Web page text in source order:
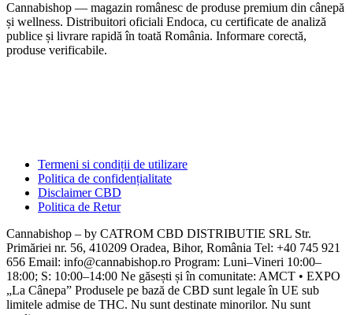
Cannabishop — magazin românesc de produse premium din cânepă
și wellness. Distribuitori oficiali Endoca, cu certificate de analiză
publice și livrare rapidă în toată România. Informare corectă,
produse verificabile.
Termeni si condiții de utilizare
Politica de confidențialitate
Disclaimer CBD
Politica de Retur
Cannabishop – by CATROM CBD DISTRIBUTIE SRL Str.
Primăriei nr. 56, 410209 Oradea, Bihor, România Tel: +40 745 921
656 Email: info@cannabishop.ro Program: Luni–Vineri 10:00–
18:00; S: 10:00–14:00 Ne găsești și în comunitate: AMCT • EXPO
„La Cânepa” Produsele pe bază de CBD sunt legale în UE sub
limitele admise de THC. Nu sunt destinate minorilor. Nu sunt